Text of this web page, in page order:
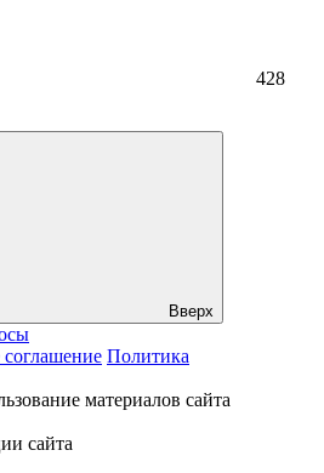
428
Вверх
соглашение Политика
материалов сайта
сайта